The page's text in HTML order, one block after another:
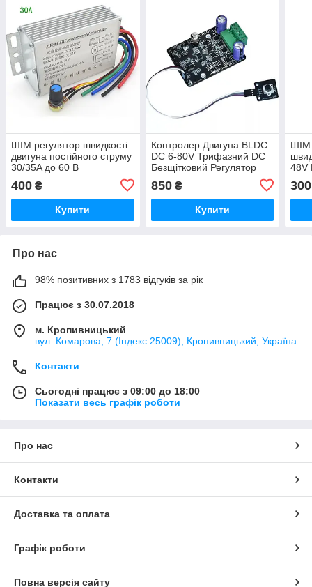
ШІМ регулятор швидкості
двигуна постійного струму
30/35A до 60 В
400 ₴
Купити
Контролер Двигуна BLDC
DC 6-80V Трифазний DC
Безщітковий Регулятор
850₴
Купити
ШІМ
48V
300
Про нас
98% позитивних з 1783 відгуків за рік
Працює з 30.07.2018
м. Кропивницький
вул. Комарова, 7 (Індекс 25009), Кропивницький, Україна
Контакти
Сьогодні працює з 09:00 до 18:00
Показати весь графік роботи
Про нас
Контакти
Доставка та оплата
Графік роботи
Повна версія сайту